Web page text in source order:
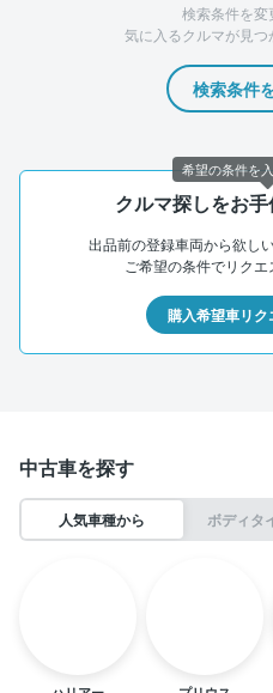
検索条件を変
気に入るクルマが見つ
検索条件
クルマ探しをお手
出品前の登録車両から欲し
ご希望の条件でリクエ
購入希望車リク
中古車を探す
人気車種から ボディタ
希望の条件を